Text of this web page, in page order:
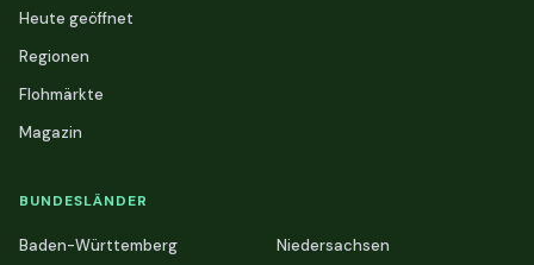
Heute geöffnet
Regionen
Flohmärkte
Magazin
BUNDESLÄNDER
Baden-Württemberg
Niedersachsen